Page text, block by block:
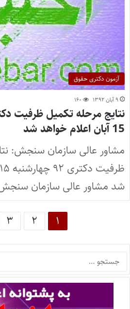
آزمون دکتری حقوق
۹ آبان ۱۳۹۲ ۱۶۰
15 آبان اعلام خواهد شد
مشاور عالی سازمان سنجش:
شد مشاور عالی سازمان
۱ ۲ ۳